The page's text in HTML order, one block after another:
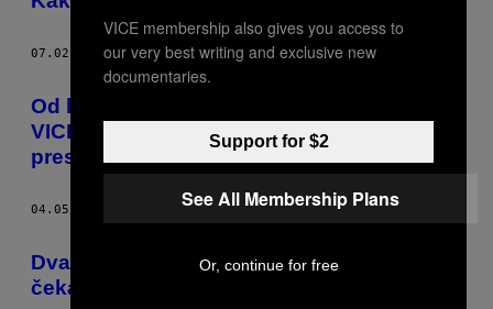
07.02.16 ODANJA KOŽUL
Od luzera do pobednika: Ivan Šarar za
VICE o pobedi Rijeke za evropsku
prestonicu kulture
04.05.16 ANJA KOŽUL
Dvadeset godina samoće ili kako je kad
čekaš vraćanje oduzete imovine
VICE membership also gives you access to
our very best writing and exclusive new
documentaries.
Support for $2
See All Membership Plans
Or, continue for free